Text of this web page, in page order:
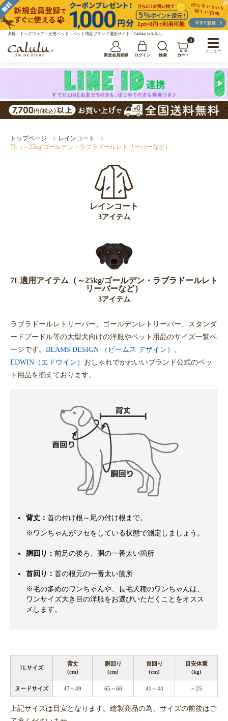
犬服・ドッグウェア・犬用ベッド・ペット用品ブランド通販サイト「Calulu(カルル)」
新規会員登録 ログイン 検索
0
カート
トップページ
レインコート
7L（～25kg/ゴールデン・ラブラドールレトリーバーなど）
レインコート
3アイテム
7L適用アイテム（～25kg/ゴールデン・ラブラドールレト
リーバーなど）
3アイテム
ラブラドールレトリーバー、ゴールデンレトリーバー、スタンダ
ードプードル等の大型犬向けの洋服やペット用品のサイズ一覧ペ
ージです。 BEAMS DESIGN （ビームス デザイン） 、
EDWIN（エドウイン） おしゃれでかわいいブランド公式のペッ
ト用品を揃えております。
背丈： 首の付け根～尾の付け根まで。
※ワンちゃんがフセをしている状態で測定しましょう。
胴回り： 前足の後ろ、胴の一番太い箇所
首回り： 首の根元の一番太い箇所
※毛の多めのワンちゃんや、長毛犬種のワンちゃんは、
ワンサイズ大き目の洋服をお選びいただくことをオスス
メします。
7Lサイズ
背丈
(cm)
胴回り
(cm)
首回り
(cm)
目安体重
(kg)
ヌードサイズ 47～49 65～68 41～44 ～25
上記サイズは目安となります。縫製商品の為、サイズの前後はご
メニュー